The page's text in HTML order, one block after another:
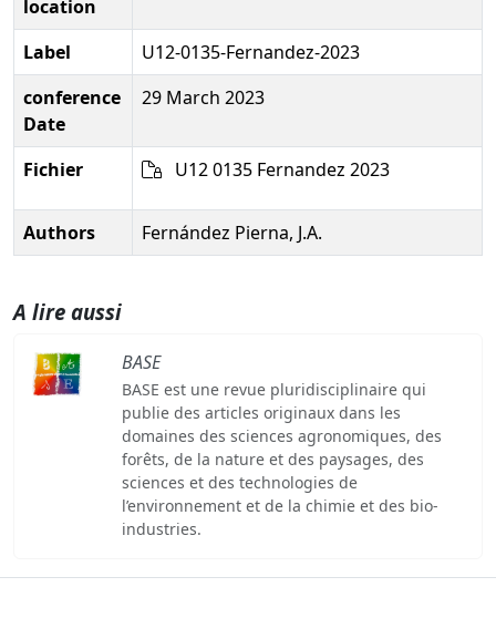
location
Label
U12-0135-Fernandez-2023
conference
Date
29 March 2023
Fichier U12 0135 Fernandez 2023
Authors Fernández Pierna, J.A.
A lire aussi
BASE
BASE est une revue pluridisciplinaire qui
publie des articles originaux dans les
domaines des sciences agronomiques, des
forêts, de la nature et des paysages, des
sciences et des technologies de
l’environnement et de la chimie et des bio-
industries.